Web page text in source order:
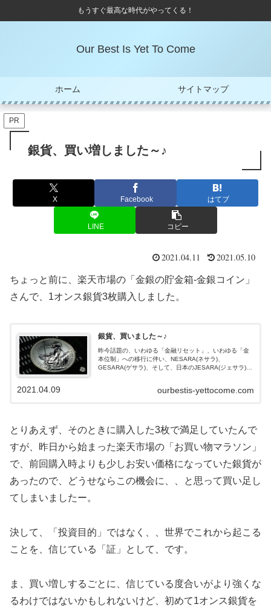
もうすぐ最高な時代がやってくる！
Our Best Is Yet To Come
ホーム サイトマップ
PR
銀貨、買い増しました～♪
X Facebook はてブ
LINE コピー
2021.04.11 2021.05.10
ちょっと前に、楽天市場の「金銀の貯金箱-金銀コイン」
さんで、1オンス銀貨3枚購入しました。
銀貨、買いました～♪
昨今話題の、いわゆる「金融リセット」、いわゆる「金
本位制」への移行に伴い、NESARA(ネサラ)、
GESARA(ゲサラ)、そして、日本のJESARA(ジェサラ)が
ourbestis-yettocome.com
2021.04.09
とりあえず、そのときに購入した3枚で満足していたんで
すが、昨日から始まった楽天市場の「お買い物マラソン」
で、前回購入時よりも少しお安い価格になっていた銀貨が
あったので、どうせならこの機会に、、と思って買い足し
てしまいましたー。
決して、「投資目的」ではなく、、世界でこれから起こる
ことを、信じている「証」として、です。
ま、買い増しするごとに、信じている度合いがより強くな
るわけではないかもしれないけど、初めて1オンス銀貨を